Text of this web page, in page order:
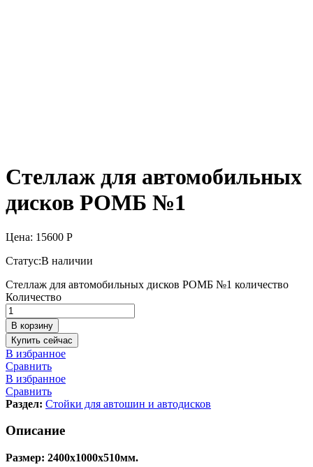
Стеллаж для автомобильных
дисков РОМБ №1
Цена: 15600 Р
Статус:В наличии
Стеллаж для автомобильных дисков РОМБ №1 количество
Количество
В корзину
Купить сейчас
В избранное
Сравнить
В избранное
Сравнить
Раздел: Стойки для автошин и автодисков
Описание
Размер: 2400х1000х510мм.